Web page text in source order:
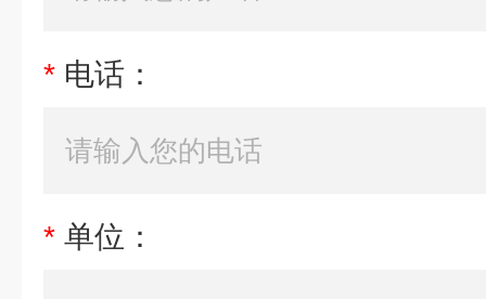
* 电话：
* 单位：